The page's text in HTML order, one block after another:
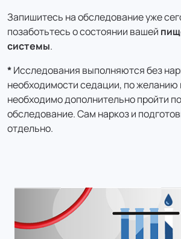
Запишитесь на обследование уже
позаботьтесь о состоянии вашей
системы.
*Исследования выполняются без
необходимости седации, по желанию
необходимо дополнительно пройти
обследование. Сам наркоз и
отдельно.